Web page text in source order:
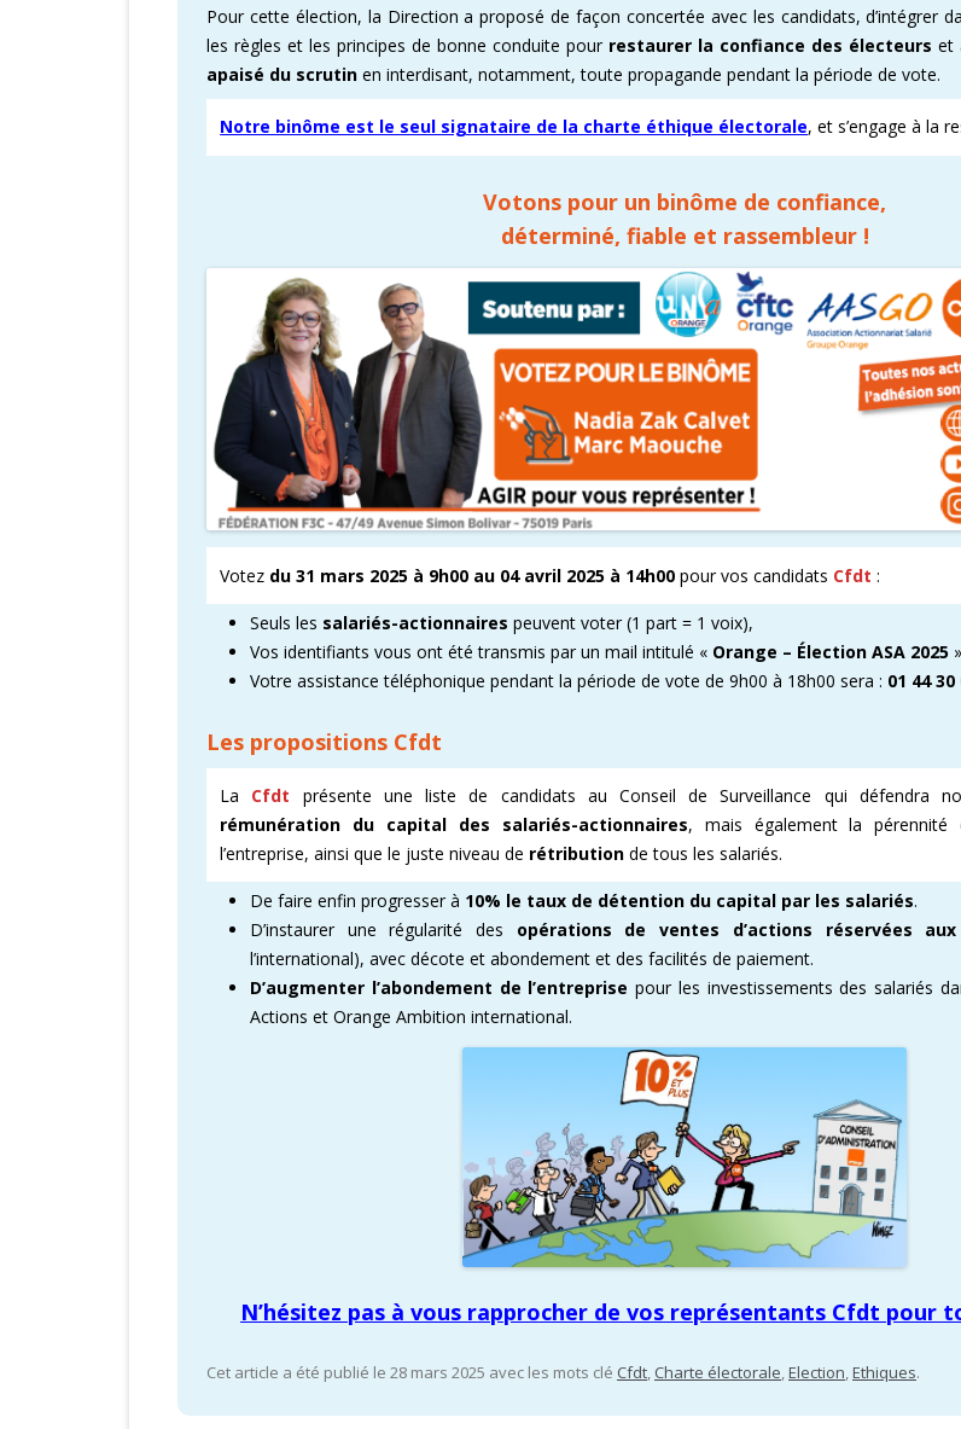
Pour cette élection, la Direction a proposé de façon concertée avec les candidats, d’intégrer
les règles et les principes de bonne conduite pour restaurer la confiance des électeurs et
apaisé du scrutin en interdisant, notamment, toute propagande pendant la période de vote.
Notre binôme est le seul signataire de la charte éthique électorale, et s’engage à la
Votons pour un binôme de confiance,
déterminé, fiable et rassembleur !
Votez du 31 mars 2025 à 9h00 au 04 avril 2025 à 14h00 pour vos candidats Cfdt:
Seuls les salariés-actionnaires peuvent voter (1 part = 1 voix),
Vos identifiants vous ont été transmis par un mail intitulé « Orange – Élection ASA 2025
Votre assistance téléphonique pendant la période de vote de 9h00 à 18h00 sera : 01 44 30
Les propositions Cfdt
La Cfdt présente une liste de candidats au Conseil de Surveillance qui défendra
rémunération du capital des salariés-actionnaires, mais également la
l’entreprise, ainsi que le juste niveau de rétributionde tous les salariés.
De faire enfin progresser à 10% le taux de détention du capital par les salariés.
D’instaurer une régularité des opérations de ventes d’actions réservées
l’international), avec décote et abondement et des facilités de paiement.
D’augmenter l’abondement de l’entreprise pour les investissements des salariés
Actions et Orange Ambition international.
N’hésitez pas à vous rapprocher de vos représentants Cfdt pour
Cet article a été publié le 28 mars 2025 avec les mots clé Cfdt, Charte électorale,Election,Ethiques.